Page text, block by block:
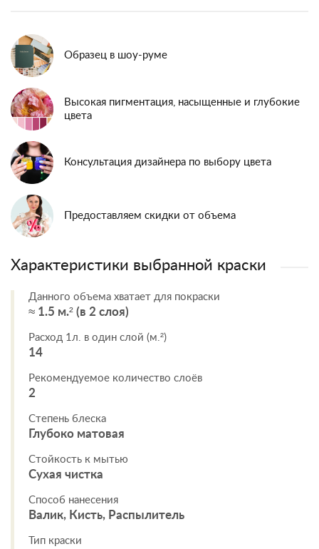
Образец в шоу-руме
Высокая пигментация, насыщенные и глубокие
цвета
Консультация дизайнера по выбору цвета
Предоставляем скидки от объема
Характеристики выбранной краски
Данного объема хватает для покраски
≈ 1.5 м.² (в 2 слоя)
Расход 1л. в один слой (м.²)
14
Рекомендуемое количество слоёв
2
Степень блеска
Глубоко матовая
Стойкость к мытью
Сухая чистка
Способ нанесения
Валик, Кисть, Распылитель
Тип краски